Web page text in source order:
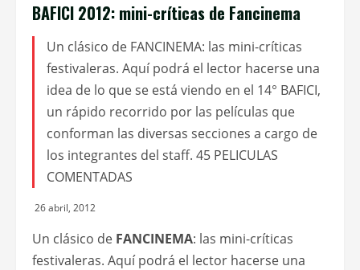
BAFICI 2012: mini-críticas de Fancinema
Un clásico de FANCINEMA: las mini-críticas
festivaleras. Aquí podrá el lector hacerse una
idea de lo que se está viendo en el 14° BAFICI,
un rápido recorrido por las películas que
conforman las diversas secciones a cargo de
los integrantes del staff. 45 PELICULAS
COMENTADAS
26 abril, 2012
Un clásico de FANCINEMA: las mini-críticas
festivaleras. Aquí podrá el lector hacerse una